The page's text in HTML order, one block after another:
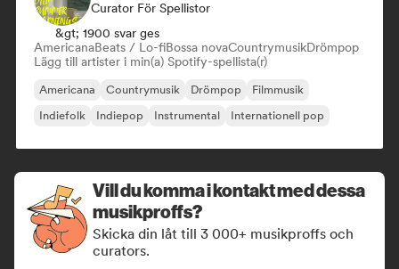
Curator För Spellistor
&gt; 1900 svar ges
AmericanaBeats / Lo-fiBossa novaCountrymusikDrömpop
Lägg till artister i min(a) Spotify-spellista(r)
Americana Countrymusik Drömpop
Filmmusik
Indiefolk
Indiepop Instrumental Internationell pop
Vill du komma i kontakt med dessa
musikproffs?
Skicka din låt till 3 000+ musikproffs och
curators.